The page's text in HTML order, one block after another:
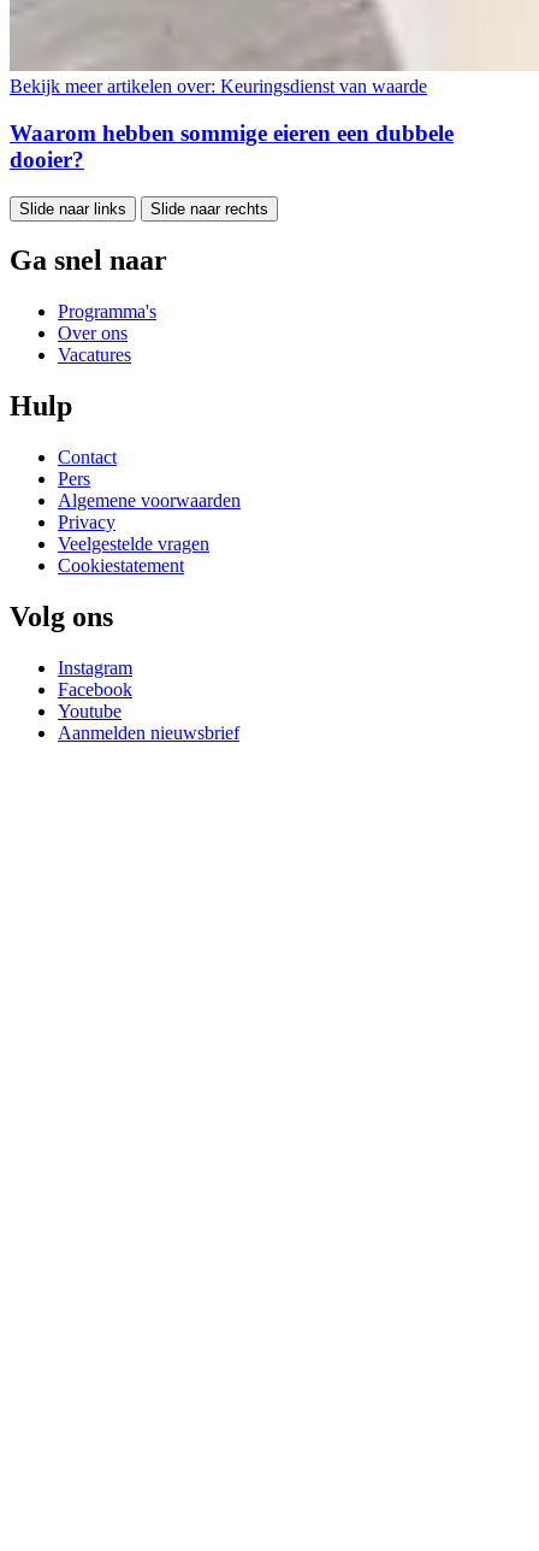
Bekijk meer artikelen over: Keuringsdienst van waarde
Waarom hebben sommige eieren een dubbele
dooier?
Slide naar links Slide naar rechts
Ga snel naar
Programma's
Over ons
Vacatures
Hulp
Contact
Pers
Algemene voorwaarden
Privacy
Veelgestelde vragen
Cookiestatement
Volg ons
Instagram
Facebook
Youtube
Aanmelden nieuwsbrief